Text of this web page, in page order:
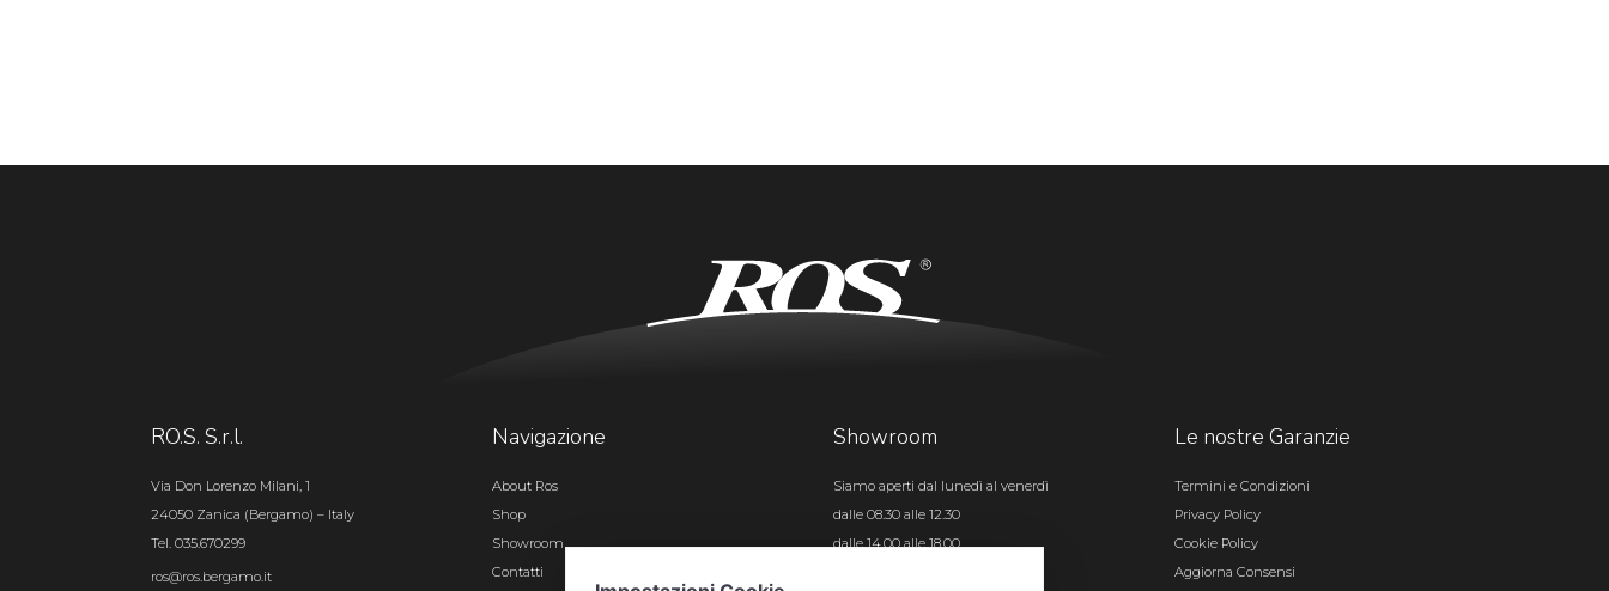
RO.S. S.r.l.
Via Don Lorenzo Milani, 1
24050 Zanica (Bergamo) – Italy
Tel. 035.670299
ros@ros.bergamo.it
Navigazione
About Ros
Shop
Showroom
Contatti
Showroom
Siamo aperti dal lunedì al venerdì
dalle 08.30 alle 12.30
dalle 14.00 alle 18.00
Le nostre Garanzie
Termini e Condizioni
Privacy Policy
Cookie Policy
Aggiorna Consensi